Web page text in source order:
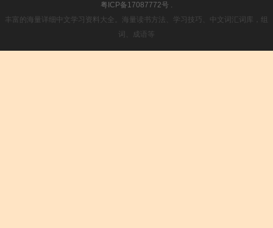
粤ICP备17087772号 .
丰富的海量详细中文学习资料大全。海量读书方法、学习技巧、中文词汇词库，组
词、成语等